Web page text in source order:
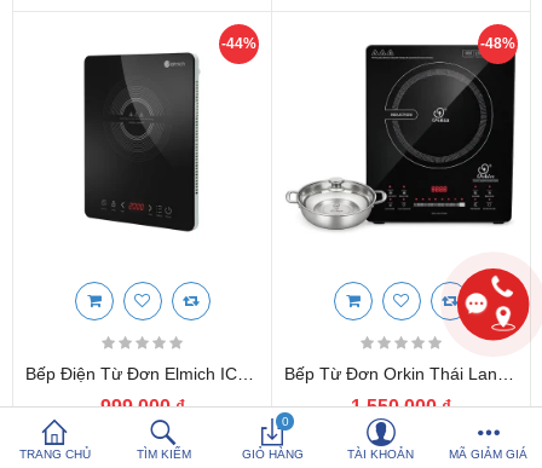
0816 505 655
Tải App SanHangRe nhận Quà
TRANG CHỦ TÌM KIẾM
0
GIỎ HÀNG TÀI KHOẢN MÃ GIẢM GIÁ
-44%
999.000 ₫
1.799.000 ₫
-48%
1.550.000 ₫
2.955.000 ₫